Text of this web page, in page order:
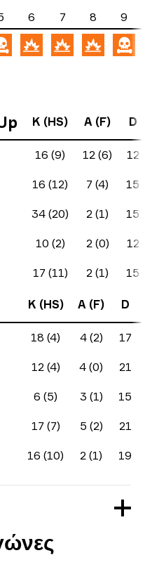
6 7 8 9
K (HS) A (F) D
16 (9) 12 (6) 12
16 (12) 7 (4) 15
34 (20) 2 (1) 15
10 (2) 2 (0) 12
17 (11) 2 (1) 15
K (HS) A (F) D
18 (4) 4 (2) 17
12 (4) 4 (0) 21
6 (5) 3 (1) 15
17 (7) 5 (2) 21
16 (10) 2 (1) 19